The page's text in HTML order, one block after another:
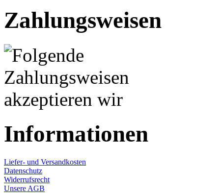
Zahlungsweisen
Informationen
Liefer- und Versandkosten
Datenschutz
Widerrufsrecht
Unsere AGB